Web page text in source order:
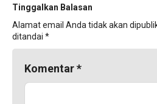
Tinggalkan Balasan
Alamat email Anda tidak akan
ditandai *
Komentar*